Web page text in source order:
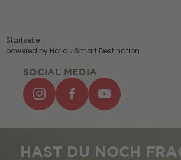
Startseite |
powered by Holidu Smart Destination
SOCIAL MEDIA
HAST DU NOCH